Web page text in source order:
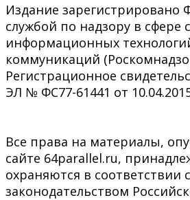
Издание зарегистрировано
службой по надзору в сфере
информационных
коммуникаций
Регистрационное
ЭЛ № ФС77-61441 от
Все права на материалы,
сайте 64parallel.ru,
охраняются в соответствии с
законодательством